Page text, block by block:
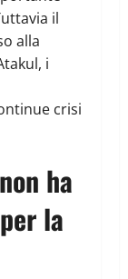
il
alla
i
crisi
ha
la